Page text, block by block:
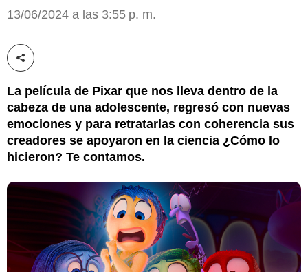
13/06/2024 a las 3:55 p. m.
Compartir esta noticia
La película de Pixar que nos lleva dentro de la
cabeza de una adolescente, regresó con nuevas
emociones y para retratarlas con coherencia sus
creadores se apoyaron en la ciencia ¿Cómo lo
hicieron? Te contamos.
The Walt Disney Studios